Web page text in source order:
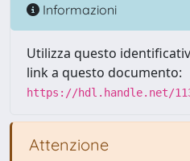
Informazioni
Utilizza questo
link a questo documento:
https://hdl.handle.net/
Attenzione